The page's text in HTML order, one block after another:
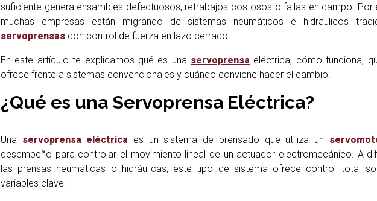
suficiente genera ensambles defectuosos, retrabajos costosos o fallas en campo. Por
muchas empresas están migrando de sistemas neumáticos e hidráulicos
servoprensas con control de fuerza en lazo cerrado.
En este artículo te explicamos qué es una servoprensa eléctrica, cómo funciona,
ofrece frente a sistemas convencionales y cuándo conviene hacer el cambio.
¿Qué es una Servoprensa Eléctrica?
Una servoprensa eléctrica es un sistema de prensado que utiliza un
desempeño para controlar el movimiento lineal de un actuador electromecánico. A
las prensas neumáticas o hidráulicas, este tipo de sistema ofrece control total
variables clave: